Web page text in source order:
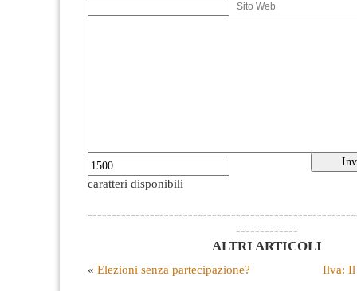
Sito Web
caratteri disponibili
-------------
ALTRI ARTICOLI
« Elezioni senza partecipazione? Ilva: Il